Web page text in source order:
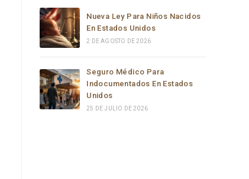
anyone who needs help with
immigration matters. Thank you so
much for your support and
dedication.
Nueva Ley Para Niños Nacidos
En Estados Unidos
2 DE AGOSTO DE 2026
Seguro Médico Para
Indocumentados En Estados
Unidos
25 DE JULIO DE 2026